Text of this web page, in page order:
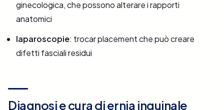
ginecologica, che possono alterare i rapporti
anatomici
laparoscopie: trocar placement che può creare
difetti fasciali residui
Diagnosi e cura di ernia inguinale